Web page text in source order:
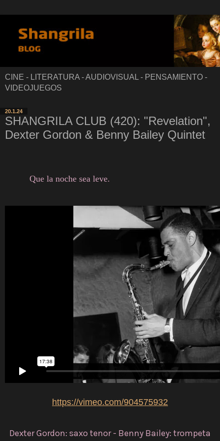
CINE - LITERATURA - AUDIOVISUAL - PENSAMIENTO -
VIDEOJUEGOS
20.1.24
SHANGRILA CLUB (420): "Revelation",
Dexter Gordon & Benny Bailey Quintet
Que la noche sea leve.
https://vimeo.com/904575932
Dexter Gordon: saxo tenor - Benny Bailey: trompeta